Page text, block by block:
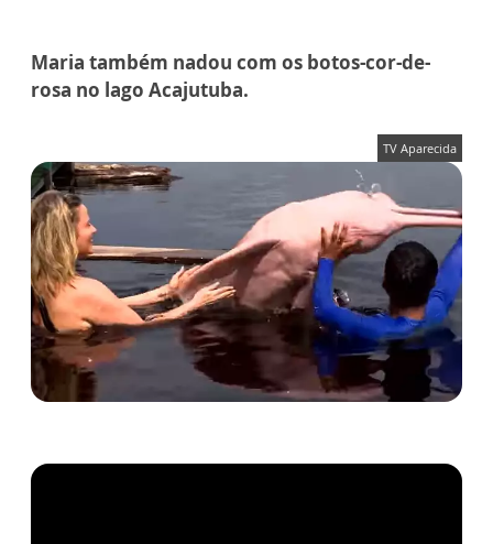
Maria também nadou com os botos-cor-de-
rosa no lago Acajutuba.
TV Aparecida